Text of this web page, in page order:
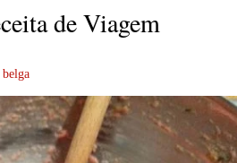
de Viagem